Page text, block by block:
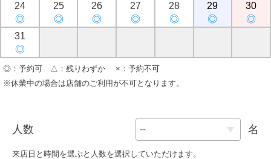
24
◎
25
◎
26
◎
27
◎
28
◎
29
◎
30
◎
31
◎
◎：予約可 △：残りわずか ×：予約不可
※休業中の場合は店舗のご利用が不可となります。
人数 名
来店日と時間を選ぶと人数を選択していただけます。